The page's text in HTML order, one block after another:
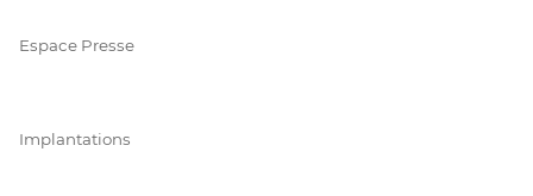
Espace Presse
Implantations